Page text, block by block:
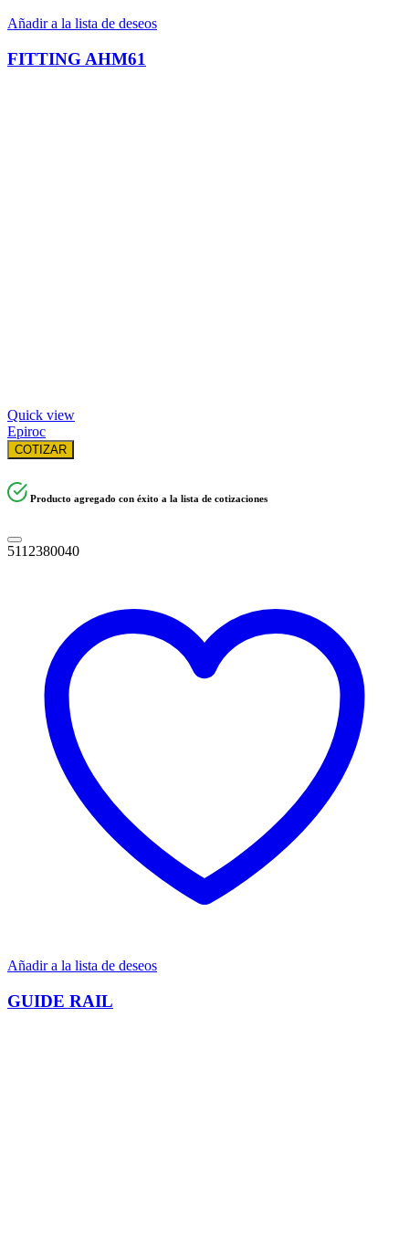
Añadir a la lista de deseos
FITTING AHM61
Quick view
Epiroc
COTIZAR
Producto agregado con éxito a la lista de cotizaciones
5112380040
Añadir a la lista de deseos
GUIDE RAIL